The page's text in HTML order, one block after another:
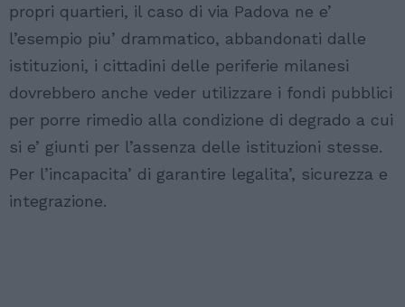
propri quartieri, il caso di via Padova ne e’
l’esempio piu’ drammatico, abbandonati dalle
istituzioni, i cittadini delle periferie milanesi
dovrebbero anche veder utilizzare i fondi pubblici
per porre rimedio alla condizione di degrado a cui
si e’ giunti per l’assenza delle istituzioni stesse.
Per l’incapacita’ di garantire legalita’, sicurezza e
integrazione.